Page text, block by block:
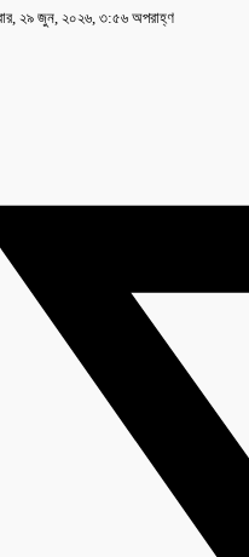
২৯ জুন, ২০২৬, ৩:৫৬ অপরাহ্ণ